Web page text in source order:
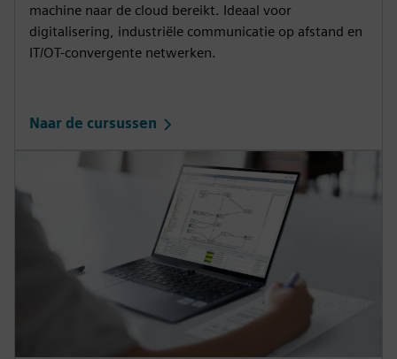
machine naar de cloud bereikt. Ideaal voor
digitalisering, industriële communicatie op afstand en
IT/OT-convergente netwerken.
Naar de cursussen